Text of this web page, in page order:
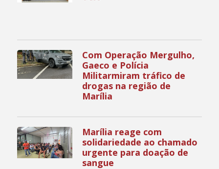
Com Operação Mergulho,
Gaeco e Polícia
Militarmiram tráfico de
drogas na região de
Marília
Marília reage com
solidariedade ao chamado
urgente para doação de
sangue